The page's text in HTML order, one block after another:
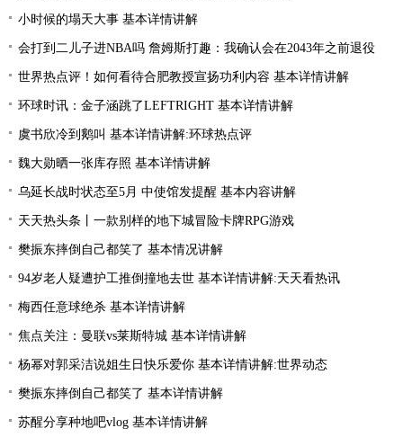
小时候的塌天大事 基本详情讲解
会打到二儿子进NBA吗 詹姆斯打趣：我确认会在2043年之前退役
世界热点评！如何看待合肥教授宣扬功利内容 基本详情讲解
环球时讯：金子涵跳了LEFTRIGHT 基本详情讲解
虞书欣冷到鹅叫 基本详情讲解:环球热点评
魏大勋晒一张库存照 基本详情讲解
乌延长战时状态至5月 中使馆发提醒 基本内容讲解
天天热头条丨一款别样的地下城冒险卡牌RPG游戏
樊振东摔倒自己都笑了 基本情况讲解
94岁老人疑遭护工推倒撞地去世 基本详情讲解:天天看热讯
梅西任意球绝杀 基本详情讲解
焦点关注：曼联vs莱斯特城 基本详情讲解
杨幂对郭采洁说姐生日快乐爱你 基本详情讲解:世界动态
樊振东摔倒自己都笑了 基本详情讲解
苏醒分享种地吧vlog 基本详情讲解